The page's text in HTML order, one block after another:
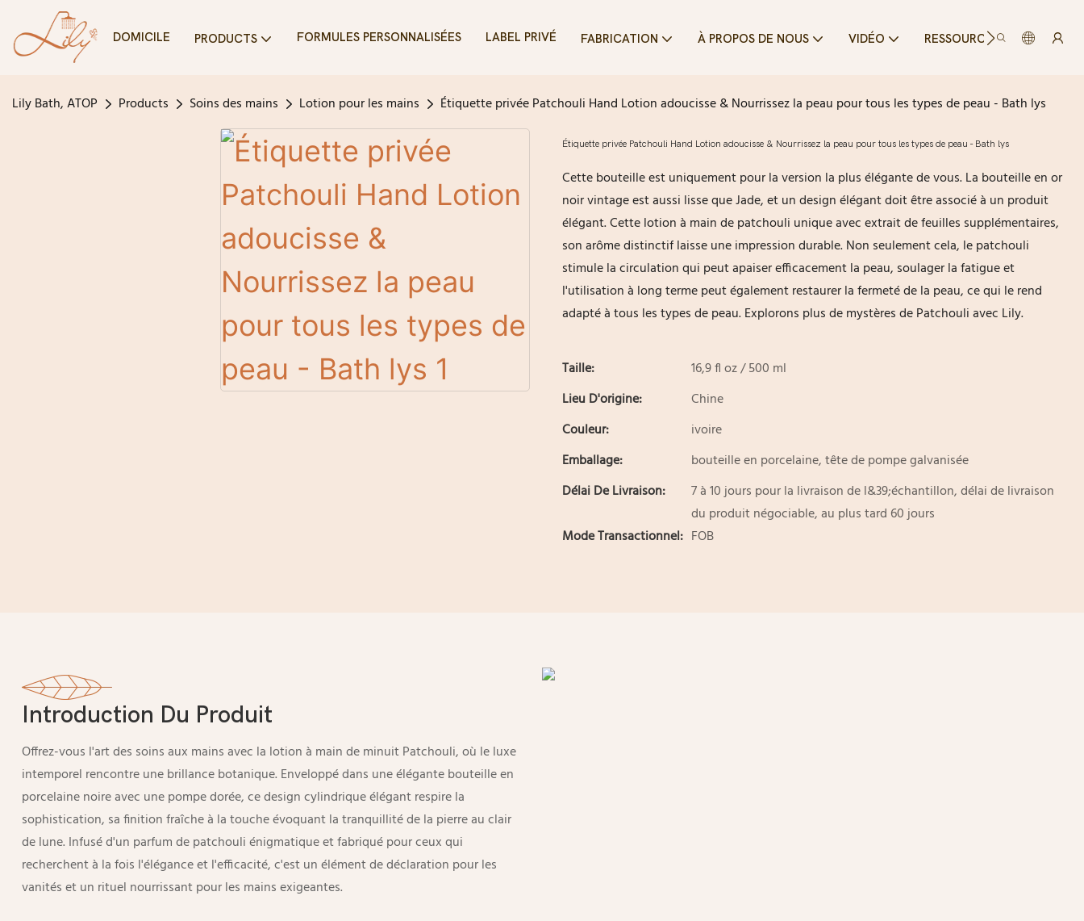
DOMICILE PRODUCTS FORMULES PERSONNALISÉES LABEL PRIVÉ FABRICATION À PROPOS DE NOUS VIDÉO RESSOURCE
Lily Bath, ATOP Products Soins des mains Lotion pour les mains Étiquette privée Patchouli Hand Lotion adoucisse & Nourrissez la peau pour tous les types de peau - Bath lys
Étiquette privée Patchouli Hand Lotion adoucisse & Nourrissez la peau pour tous les types de peau - Bath lys
Cette bouteille est uniquement pour la version la plus élégante de vous. La bouteille en or
noir vintage est aussi lisse que Jade, et un design élégant doit être associé à un produit
élégant. Cette lotion à main de patchouli unique avec extrait de feuilles supplémentaires,
son arôme distinctif laisse une impression durable. Non seulement cela, le patchouli
stimule la circulation qui peut apaiser efficacement la peau, soulager la fatigue et
l'utilisation à long terme peut également restaurer la fermeté de la peau, ce qui le rend
adapté à tous les types de peau. Explorons plus de mystères de Patchouli avec Lily.
Taille:
16,9 fl oz / 500 ml
Lieu D'origine:
Chine
Couleur:
ivoire
Emballage:
bouteille en porcelaine, tête de pompe galvanisée
Délai De Livraison:
7 à 10 jours pour la livraison de l&39;échantillon, délai de livraison
du produit négociable, au plus tard 60 jours
Mode Transactionnel: FOB
Introduction Du Produit
Offrez-vous l'art des soins aux mains avec la lotion à main de minuit Patchouli, où le luxe
intemporel rencontre une brillance botanique. Enveloppé dans une élégante bouteille en
porcelaine noire avec une pompe dorée, ce design cylindrique élégant respire la
sophistication, sa finition fraîche à la touche évoquant la tranquillité de la pierre au clair
de lune. Infusé d'un parfum de patchouli énigmatique et fabriqué pour ceux qui
recherchent à la fois l'élégance et l'efficacité, c'est un élément de déclaration pour les
vanités et un rituel nourrissant pour les mains exigeantes.